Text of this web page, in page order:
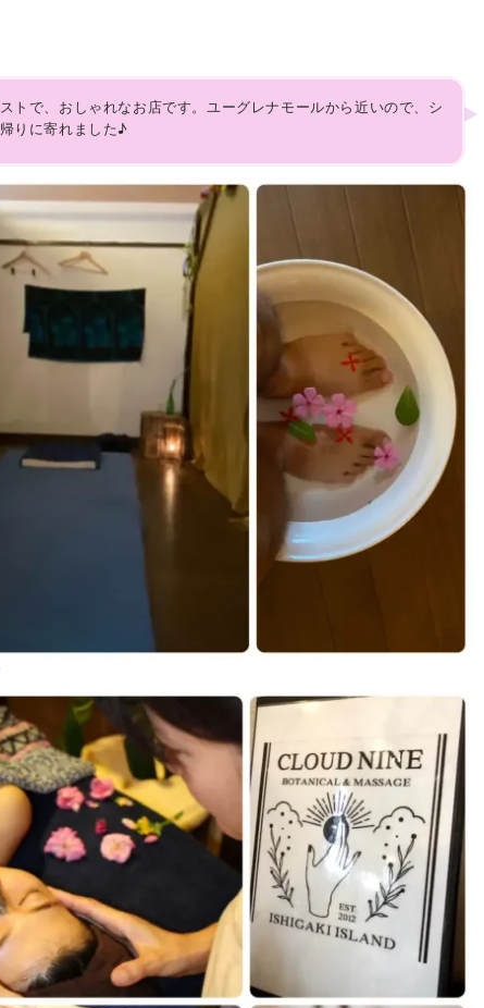
トで、おしゃれなお店です。ユーグレナモールから近いので、シ
りに寄れました♪